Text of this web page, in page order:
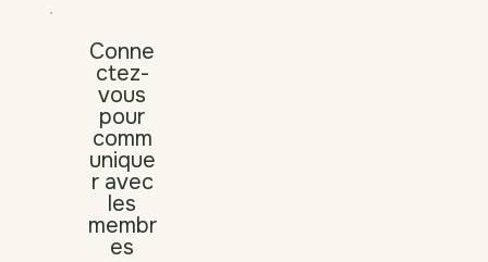
Conne
ctez-
vous
pour
comm
unique
r avec
les
membr
es